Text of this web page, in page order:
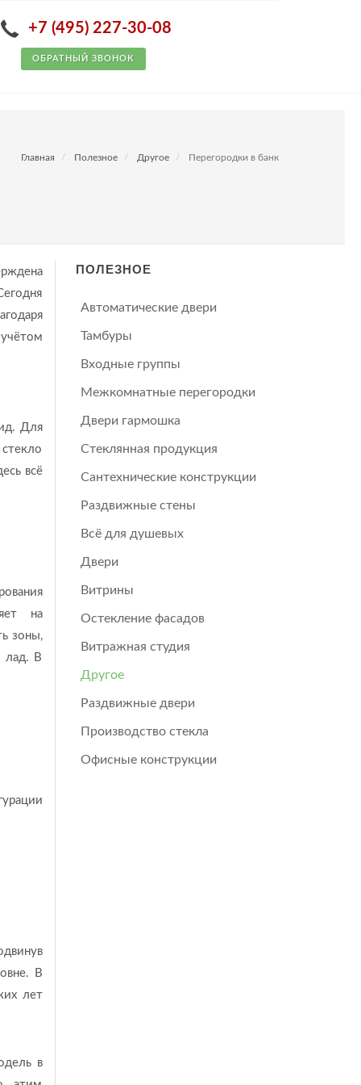
+7 (495) 227-30-08
ОБРАТНЫЙ ЗВОНОК
Главная Полезное Другое Перегородки в банк
Для
всё
на
зоны,
лад. В
В
лет
в
ПОЛЕЗНОЕ
Автоматические двери
Тамбуры
Входные группы
Межкомнатные перегородки
Двери гармошка
Стеклянная продукция
Сантехнические конструкции
Раздвижные стены
Всё для душевых
Двери
Витрины
Остекление фасадов
Витражная студия
Другое
Раздвижные двери
Производство стекла
Офисные конструкции